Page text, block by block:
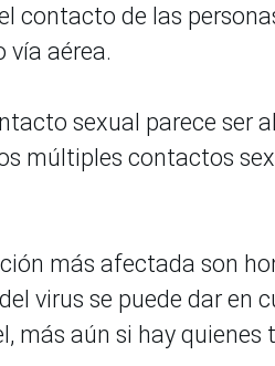
contacto de las
vía aérea.
sexual parece ser
múltiples contactos
más afectada son
virus se puede dar en
más aún si hay quienes